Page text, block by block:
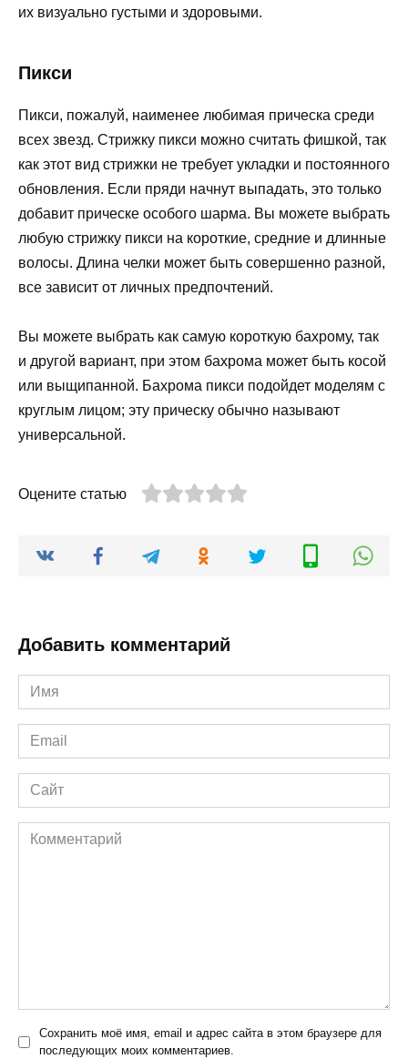
их визуально густыми и здоровыми.
Пикси
Пикси, пожалуй, наименее любимая прическа среди
всех звезд. Стрижку пикси можно считать фишкой, так
как этот вид стрижки не требует укладки и постоянного
обновления. Если пряди начнут выпадать, это только
добавит прическе особого шарма. Вы можете выбрать
любую стрижку пикси на короткие, средние и длинные
волосы. Длина челки может быть совершенно разной,
все зависит от личных предпочтений.
Вы можете выбрать как самую короткую бахрому, так
и другой вариант, при этом бахрома может быть косой
или выщипанной. Бахрома пикси подойдет моделям с
круглым лицом; эту прическу обычно называют
универсальной.
Оцените статью
Добавить комментарий
Имя
*
Email
*
Сайт
Комментарий
Сохранить моё имя, email и адрес сайта в этом браузере для
последующих моих комментариев.